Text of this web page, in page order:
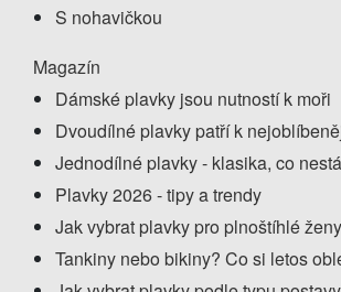
S nohavičkou
Magazín
Dámské plavky jsou nutností k moři
Dvoudílné plavky patří k
Jednodílné plavky - klasika, co
Plavky 2026 - tipy a trendy
Jak vybrat plavky pro plnoštíhlé
Tankiny nebo bikiny? Co si letos